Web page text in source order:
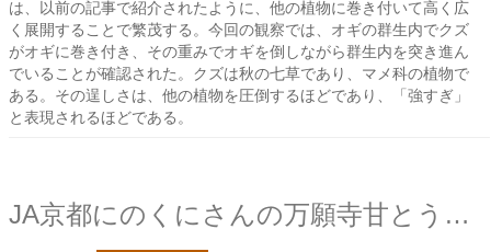
は、以前の記事で紹介されたように、他の植物に巻き付いて高く広
く展開することで繁茂する。今回の観察では、オギの群生内でクズ
がオギに巻き付き、その重みでオギを倒しながら群生内を突き進ん
でいることが確認された。クズは秋の七草であり、マメ科の植物で
ある。その逞しさは、他の植物を圧倒するほどであり、「強すぎ」
と表現されるほどである。
JA京都にのくにさんの万願寺甘とう中間検討会で肥料の設計の話をしました